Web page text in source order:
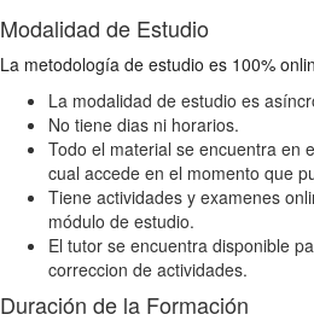
Modalidad de Estudio
La metodología de estudio es 100%
La modalidad de estudio es
No tiene dias ni horarios.
Todo el material se encuentra en
cual accede en el momento que
Tiene actividades y examenes
módulo de estudio.
El tutor se encuentra disponible
correccion de actividades.
Duración de la Formación